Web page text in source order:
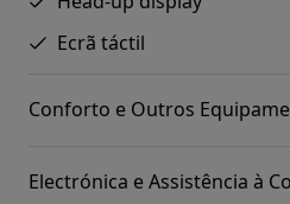
Ecrã táctil
Conforto e Outros
Electrónica e Assistência à